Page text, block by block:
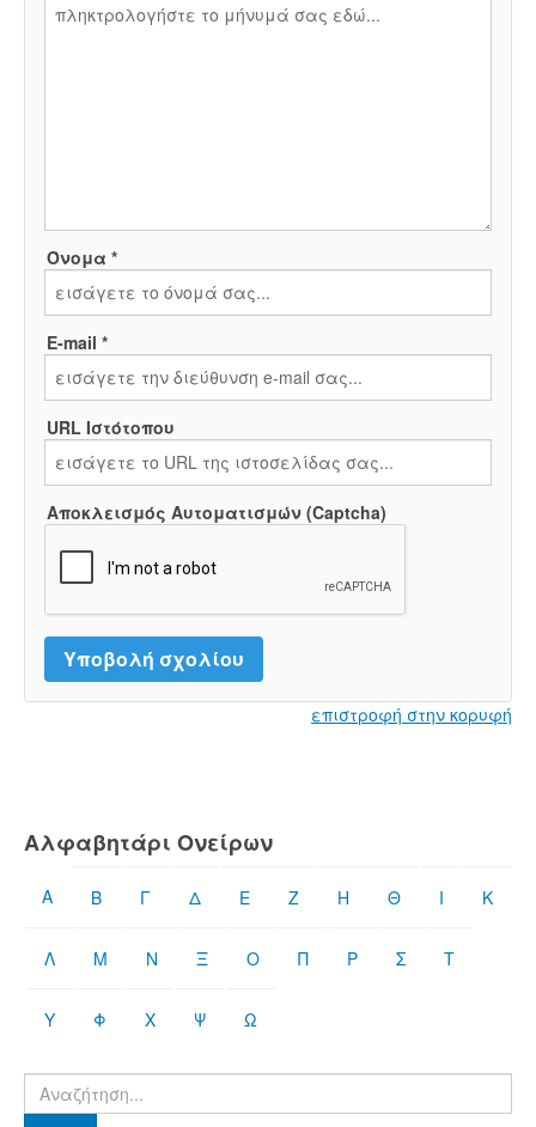
Όνομα *
E-mail *
URL Ιστότοπου
Αποκλεισμός Αυτοματισμών (Captcha)
επιστροφή στην κορυφή
Αλφαβητάρι Ονείρων
Α Β Γ Δ Ε Ζ Η Θ Ι Κ
Λ Μ Ν Ξ Ο Π Ρ Σ Τ
Υ Φ Χ Ψ Ω
Βρες